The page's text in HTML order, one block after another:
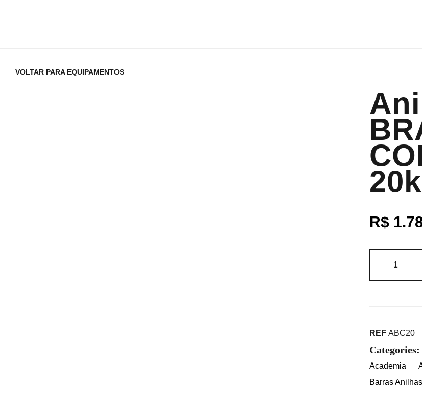
VOLTAR PARA EQUIPAMENTOS
R$
REF ABC20
Categories:
Academia
Barras